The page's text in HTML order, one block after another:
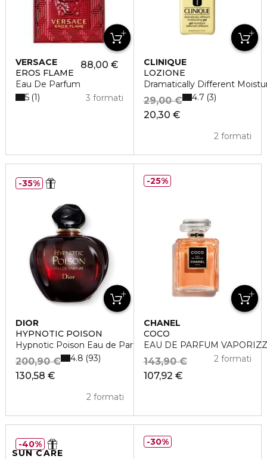
VERSACE
EROS FLAME
Eau De Parfum
88,00 €
3 formati
5 1
CLINIQUE
LOZIONE
Dramatically Different
20,30 €
29,00 €
2 formati
4.7 3
DIOR
HYPNOTIC POISON
Hypnotic Poison Eau de Parfum
130,58 €
200,90 €
2 formati
4.8 93
35%
CHANEL
COCO
EAU DE PARFUM
107,92 €
143,90 € 2 formati
25%
SUN CARE
40% 30%